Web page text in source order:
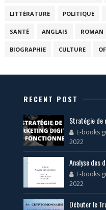
LITTÉRATURE POLITIQUE
SANTÉ ANGLAIS ROMAN
BIOGRAPHIE CULTURE
RECENT POST
Stratégie
E-books
2022
Analyse des
E-books
2022
Débuter le